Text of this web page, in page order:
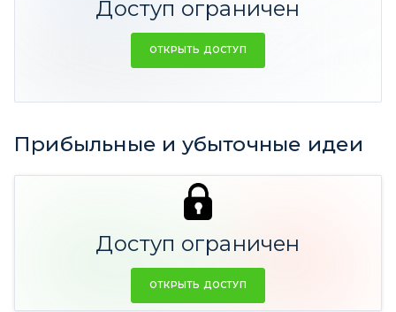
Доступ ограничен
ОТКРЫТЬ ДОСТУП
Средний прогнозный срок идеи 1 год
Прибыльные и убыточные идеи
Доступ ограничен
ОТКРЫТЬ ДОСТУП
(32,13% Ср.
дох-ть)
Ср. дох-ть)